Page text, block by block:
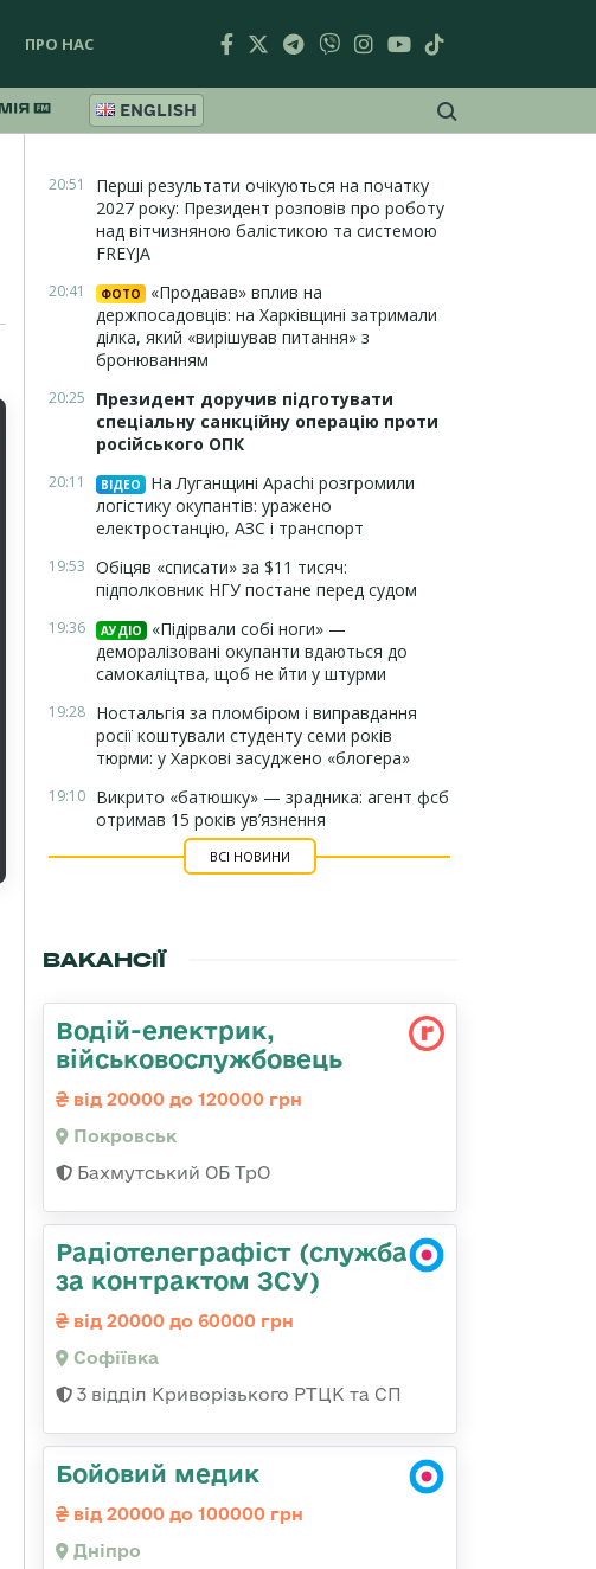
ПРО НАС
ENGLISH
20:51
Перші результати очікуються на початку
2027 року: Президент розповів про роботу
над вітчизняною балістикою та системою
FREYJA
20:41 ФОТО
«Продавав» вплив на
держпосадовців: на Харківщині затримали
ділка, який «вирішував питання» з
бронюванням
20:25
Президент доручив підготувати
спеціальну санкційну операцію проти
російського ОПК
20:11 ВІДЕО
На Луганщині Apachi розгромили
логістику окупантів: уражено
електростанцію, АЗС і транспорт
19:53 Обіцяв «списати» за $11 тисяч:
підполковник НГУ постане перед судом
19:36 АУДІО
«Підірвали собі ноги» —
деморалізовані окупанти вдаються до
самокаліцтва, щоб не йти у штурми
19:28 Ностальгія за пломбіром і виправдання
росії коштували студенту семи років
тюрми: у Харкові засуджено «блогера»
19:10 Викрито «батюшку» — зрадника: агент фсб
отримав 15 років ув’язнення
ВСІ НОВИНИ
ВАКАНСІЇ
Водій-електрик,
військовослужбовець
від 20000 до 120000 грн
Покровськ
Бахмутський ОБ ТрО
Радіотелеграфіст (служба
за контрактом ЗСУ)
від 20000 до 60000 грн
Софіївка
3 відділ Криворізького РТЦК та СП
Бойовий медик
від 20000 до 100000 грн
Дніпро